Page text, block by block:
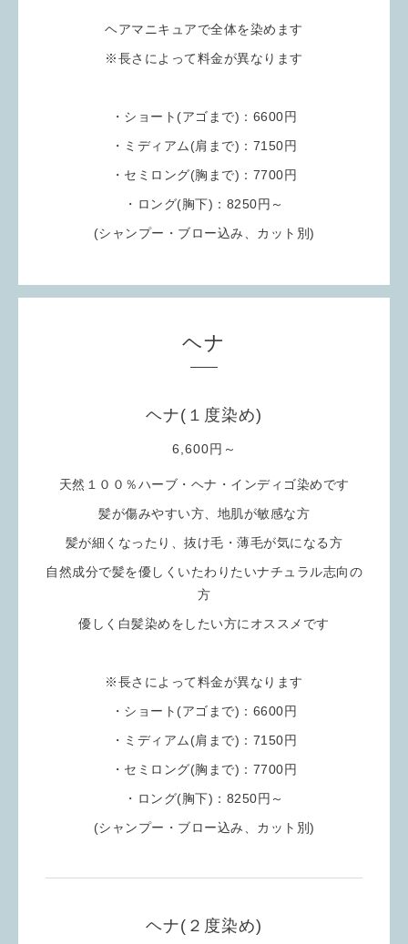
ヘアマニキュアで全体を染めます
※長さによって料金が異なります
・ショート(アゴまで)：6600円
・ミディアム(肩まで)：7150円
・セミロング(胸まで)：7700円
・ロング(胸下)：8250円～
(シャンプー・ブロー込み、カット別)
ヘナ
ヘナ(１度染め)
6,600円～
天然１００％ハーブ・ヘナ・インディゴ染めです
髪が傷みやすい方、地肌が敏感な方
髪が細くなったり、抜け毛・薄毛が気になる方
自然成分で髪を優しくいたわりたいナチュラル志向の
方
優しく白髪染めをしたい方にオススメです
※長さによって料金が異なります
・ショート(アゴまで)：6600円
・ミディアム(肩まで)：7150円
・セミロング(胸まで)：7700円
・ロング(胸下)：8250円～
(シャンプー・ブロー込み、カット別)
ヘナ(２度染め)